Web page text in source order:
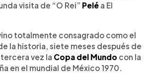
visita de “O Rei” Pelé a El
totalmente consagrado como el
la historia, siete meses después de
vez la Copa del Mundo con la
en el mundial de México 1970.